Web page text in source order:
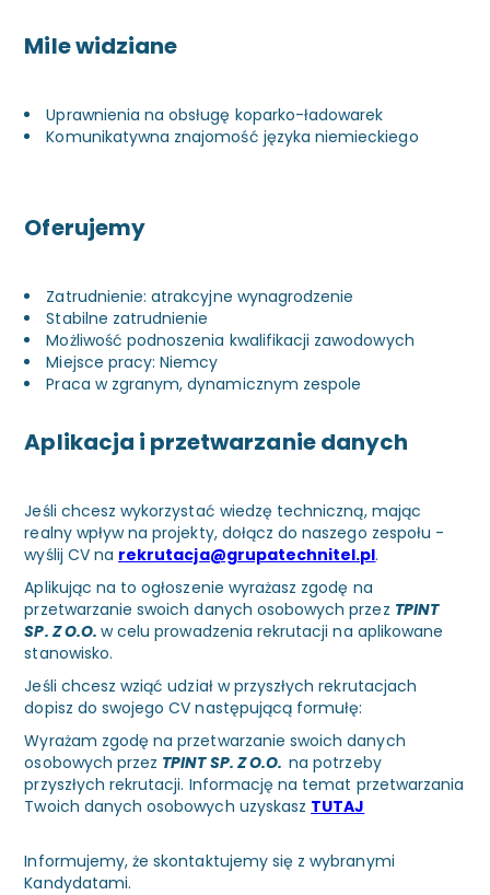
Mile widziane
Uprawnienia na obsługę koparko-ładowarek
Komunikatywna znajomość języka niemieckiego
Oferujemy
Zatrudnienie: atrakcyjne wynagrodzenie
Stabilne zatrudnienie
Możliwość podnoszenia kwalifikacji zawodowych
Miejsce pracy: Niemcy
Praca w zgranym, dynamicznym zespole
Aplikacja i przetwarzanie danych
Jeśli chcesz wykorzystać wiedzę techniczną, mając
realny wpływ na projekty, dołącz do naszego zespołu -
wyślij CV na rekrutacja@grupatechnitel.pl.
Aplikując na to ogłoszenie wyrażasz zgodę na
przetwarzanie swoich danych osobowych przez TPINT
SP. Z O.O. w celu prowadzenia rekrutacji na aplikowane
stanowisko.
Jeśli chcesz wziąć udział w przyszłych rekrutacjach
dopisz do swojego CV następującą formułę:
Wyrażam zgodę na przetwarzanie swoich danych
osobowych przez TPINT SP. Z O.O.na potrzeby
przyszłych rekrutacji. Informację na temat przetwarzania
Twoich danych osobowych uzyskasz TUTAJ
Informujemy, że skontaktujemy się z wybranymi
Kandydatami.